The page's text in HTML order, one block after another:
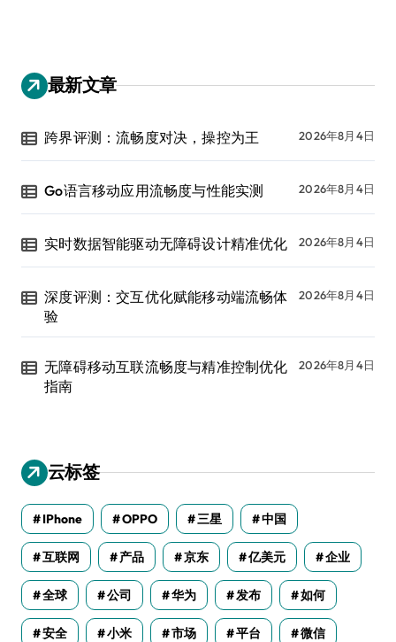
最新文章
跨界评测：流畅度对决，操控为王 2026年8月4日
Go语言移动应用流畅度与性能实测 2026年8月4日
实时数据智能驱动无障碍设计精准优化 2026年8月4日
深度评测：交互优化赋能移动端流畅体
验
2026年8月4日
无障碍移动互联流畅度与精准控制优化
指南
2026年8月4日
云标签
IPhone OPPO 三星 中国
互联网 产品 京东 亿美元 企业
全球 公司 华为 发布 如何
安全 小米 市场 平台 微信